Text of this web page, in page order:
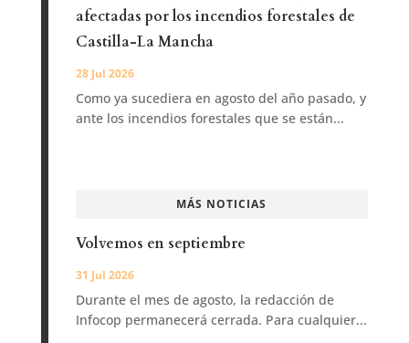
afectadas por los incendios forestales de
Castilla-La Mancha
28 Jul 2026
Como ya sucediera en agosto del año pasado, y
ante los incendios forestales que se están...
MÁS NOTICIAS
Volvemos en septiembre
31 Jul 2026
Durante el mes de agosto, la redacción de
Infocop permanecerá cerrada. Para cualquier...